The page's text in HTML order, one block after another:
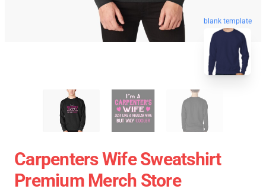
blank template
Carpenters Wife Sweatshirt
Premium Merch Store